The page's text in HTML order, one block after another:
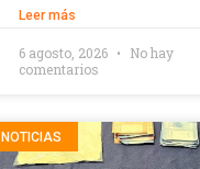
Leer más
6 agosto, 2026
No hay
comentarios
NOTICIAS